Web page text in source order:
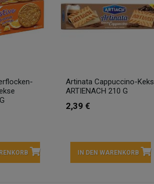
Artinata Cappuccino-Keks
ARTIENACH 210 G
2,39 €
IN DEN WARENKORB